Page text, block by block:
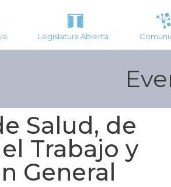
Legislatura Abierta
Salud, de
Trabajo y
General